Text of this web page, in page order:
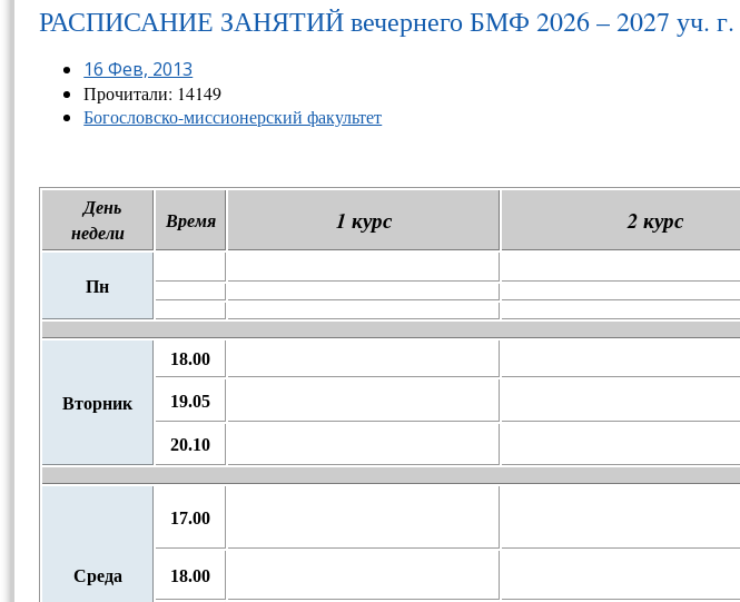
РАСПИСАНИЕ ЗАНЯТИЙ вечернего БМФ 2026 – 2027 уч. г.
16 Фев, 2013
Прочитали: 14149
Богословско-миссионерский факультет
День
недели
Время 1 курс 2 курс
Пн
Вторник
18.00
19.05
20.10
Среда
17.00
18.00